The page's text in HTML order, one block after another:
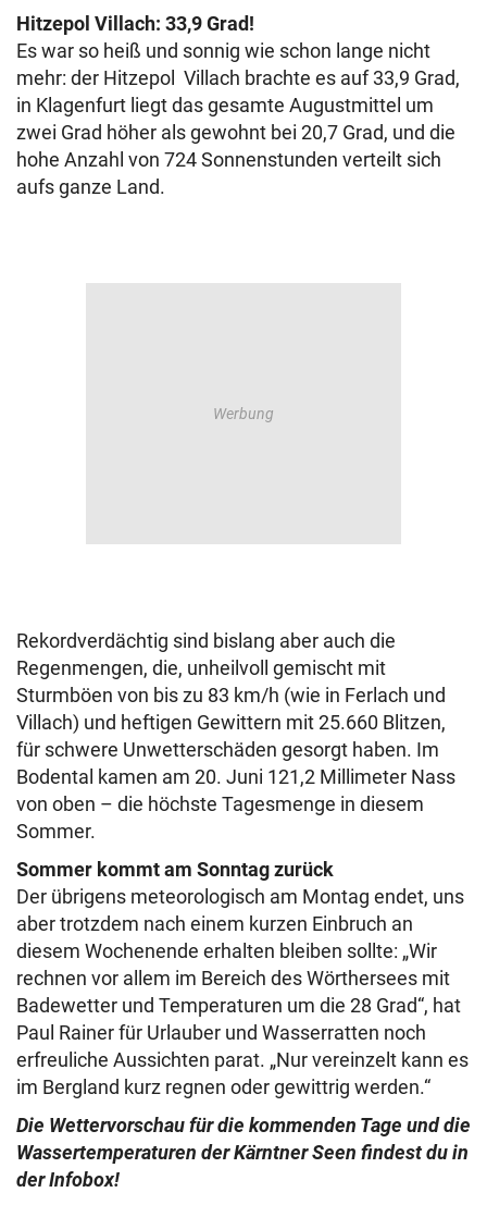
Hitzepol Villach: 33,9 Grad!
Es war so heiß und sonnig wie schon lange nicht
mehr: der Hitzepol Villach brachte es auf 33,9 Grad,
in Klagenfurt liegt das gesamte Augustmittel um
zwei Grad höher als gewohnt bei 20,7 Grad, und die
hohe Anzahl von 724 Sonnenstunden verteilt sich
aufs ganze Land.
Rekordverdächtig sind bislang aber auch die
Regenmengen, die, unheilvoll gemischt mit
Sturmböen von bis zu 83 km/h (wie in Ferlach und
Villach) und heftigen Gewittern mit 25.660 Blitzen,
für schwere Unwetterschäden gesorgt haben. Im
Bodental kamen am 20. Juni 121,2 Millimeter Nass
von oben – die höchste Tagesmenge in diesem
Sommer.
Sommer kommt am Sonntag zurück
Der übrigens meteorologisch am Montag endet, uns
aber trotzdem nach einem kurzen Einbruch an
diesem Wochenende erhalten bleiben sollte: „Wir
rechnen vor allem im Bereich des Wörthersees mit
Badewetter und Temperaturen um die 28 Grad“, hat
Paul Rainer für Urlauber und Wasserratten noch
erfreuliche Aussichten parat. „Nur vereinzelt kann es
im Bergland kurz regnen oder gewittrig werden.“
Die Wettervorschau für die kommenden Tage und die
Wassertemperaturen der Kärntner Seen findest du in
der Infobox!